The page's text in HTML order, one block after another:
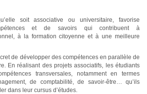
soit associative ou universitaire, favorise
et de savoirs qui contribuent à
à la formation citoyenne et à une meilleure
de développer des compétences en parallèle de
En réalisant des projets associatifs, les étudiants
transversales, notamment en termes
de comptabilité, de savoir-être… qu’ils
dans leur cursus d’études.